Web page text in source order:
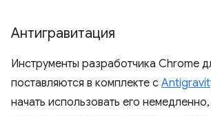
Антигравитация
Инструменты разработчика Chrome
поставляются в комплекте с
начать использовать его